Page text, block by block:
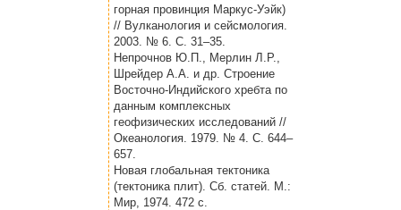
горная провинция Маркус-Уэйк)
// Вулканология и сейсмология.
2003. № 6. С. 31–35.
Непрочнов Ю.П., Мерлин Л.Р.,
Шрейдер А.А. и др. Строение
Восточно-Индийского хребта по
данным комплексных
геофизических исследований //
Океанология. 1979. № 4. С. 644–
657.
Новая глобальная тектоника
(тектоника плит). Сб. статей. М.:
Мир, 1974. 472 с.